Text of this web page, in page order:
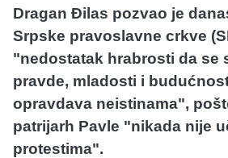
Dragan Đilas pozvao je
Srpske pravoslavne crkve
"nedostatak hrabrosti da se
pravde, mladosti i
opravdava neistinama",
patrijarh Pavle "nikada nije
protestima".